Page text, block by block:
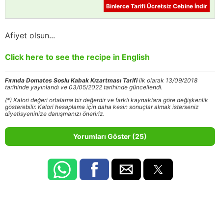
Binlerce Tarifi Ücretsiz Cebine İndir
Afiyet olsun...
Click here to see the recipe in English
Fırında Domates Soslu Kabak Kızartması Tarifiilk olarak 13/09/2018
tarihinde yayınlandı ve 03/05/2022 tarihinde güncellendi.
(*) Kalori değeri ortalama bir değerdir ve farklı kaynaklara göre değişkenlik
gösterebilir. Kalori hesaplama için daha kesin sonuçlar almak isterseniz
diyetisyeninize danışmanızı öneririz.
Yorumları Göster (25)